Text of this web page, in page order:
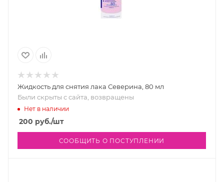
Жидкость для снятия лака Северина, 80 мл
Были скрыты с сайта, возвращены
Нет в наличии
200 руб./шт
СООБЩИТЬ О ПОСТУПЛЕНИИ